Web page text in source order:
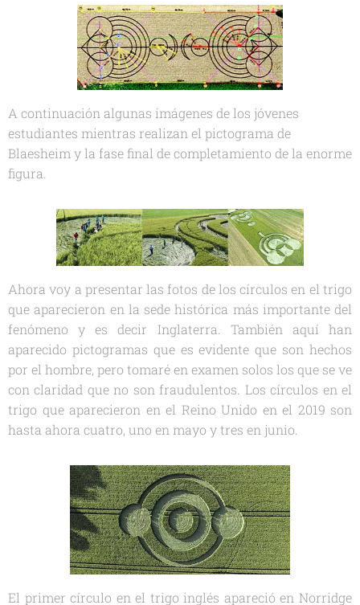
A continuación algunas imágenes de los jóvenes
estudiantes mientras realizan el pictograma de
Blaesheim y la fase final de completamiento de la enorme
figura.
Ahora voy a presentar las fotos de los círculos en el trigo
que aparecieron en la sede histórica más importante del
fenómeno y es decir Inglaterra. También aquí han
aparecido pictogramas que es evidente que son hechos
por el hombre, pero tomaré en examen solos los que se ve
con claridad que no son fraudulentos. Los círculos en el
trigo que aparecieron en el Reino Unido en el 2019 son
hasta ahora cuatro, uno en mayo y tres en junio.
El primer círculo en el trigo inglés apareció en Norridge